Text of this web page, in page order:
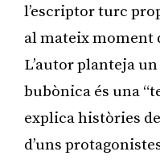
l’escriptor turc
al mateix moment
L’autor planteja
bubònica és una
explica històries
d’uns